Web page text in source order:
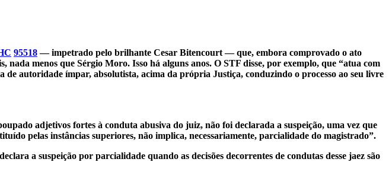
95518— impetrado pelo brilhante Cesar Bitencourt — que, embora comprovado o ato
menos que Sérgio Moro. Isso há alguns anos. O STF disse, por exemplo, que “atua com
autoridade ímpar, absolutista, acima da própria Justiça, conduzindo o processo ao seu livre
adjetivos fortes à conduta abusiva do juiz, não foi declarada a suspeição, uma vez que
pelas instâncias superiores, não implica, necessariamente, parcialidade do magistrado”.
a suspeição por parcialidade quando as decisões decorrentes de condutas desse jaez são